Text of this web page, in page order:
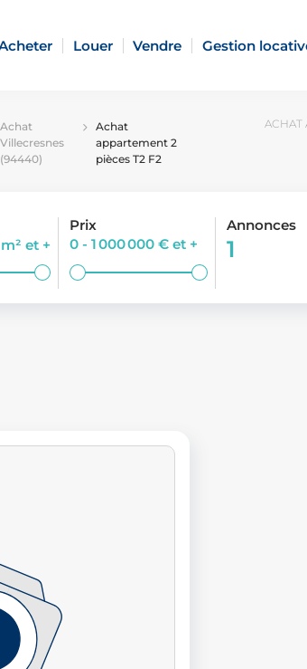
Louer Vendre Gestion
Achat
Villecresnes
(94440)
Achat
appartement 2
pièces T2 F2
ACHAT
m²et +
Prix
0 - 1 000 000 €et +
Annonces
1